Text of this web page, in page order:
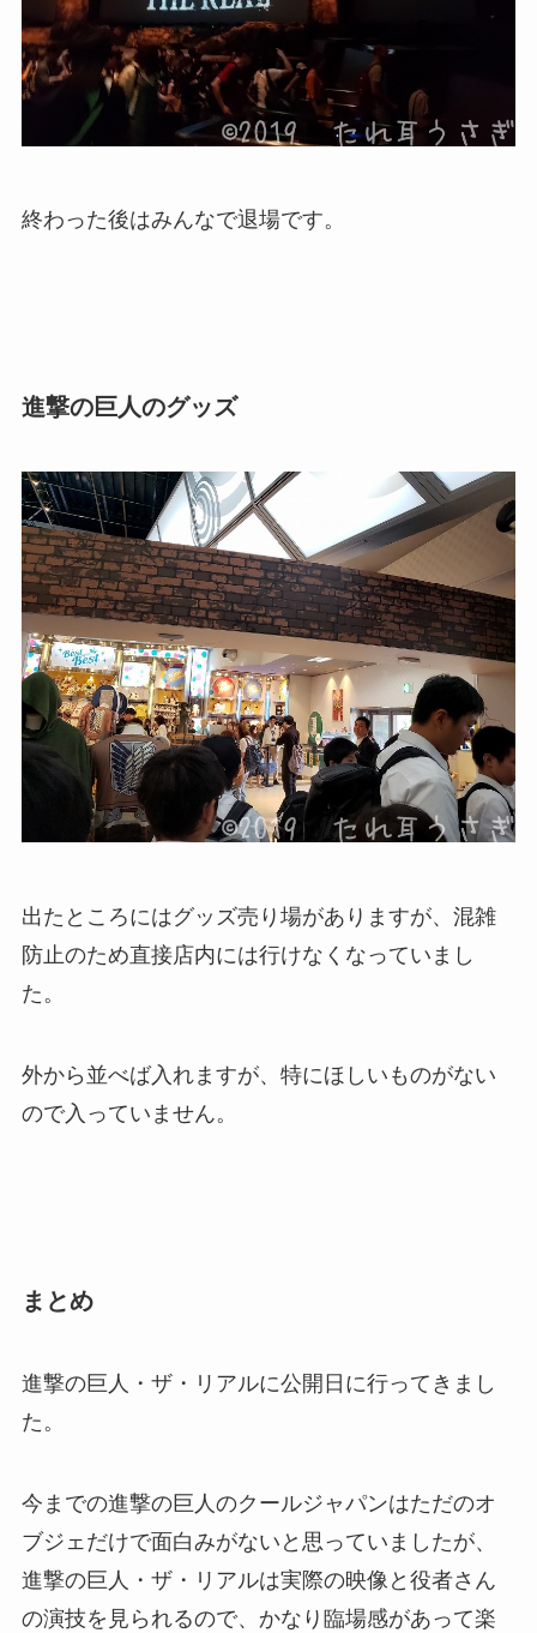
終わった後はみんなで退場です。
進撃の巨人のグッズ
出たところにはグッズ売り場がありますが、混雑
防止のため直接店内には行けなくなっていまし
た。
外から並べば入れますが、特にほしいものがない
ので入っていません。
まとめ
進撃の巨人・ザ・リアルに公開日に行ってきまし
た。
今までの進撃の巨人のクールジャパンはただのオ
ブジェだけで面白みがないと思っていましたが、
進撃の巨人・ザ・リアルは実際の映像と役者さん
の演技を見られるので、かなり臨場感があって楽